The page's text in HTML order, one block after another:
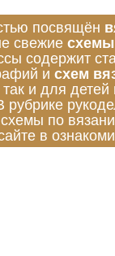
посвящён
свежие схемы
содержит
и схем
и для
рубрике
по
в